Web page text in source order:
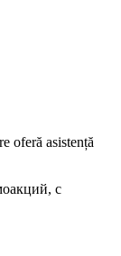
oferă asistență
с